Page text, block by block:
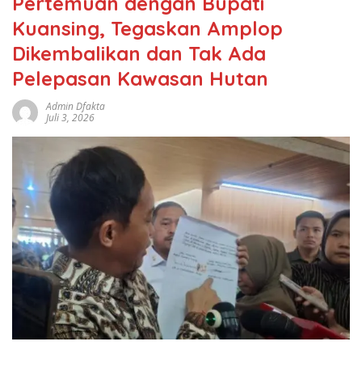
Kuansing, Tegaskan Amplop
Dikembalikan dan Tak Ada
Pelepasan Kawasan Hutan
Admin Dfakta
Juli 3, 2026